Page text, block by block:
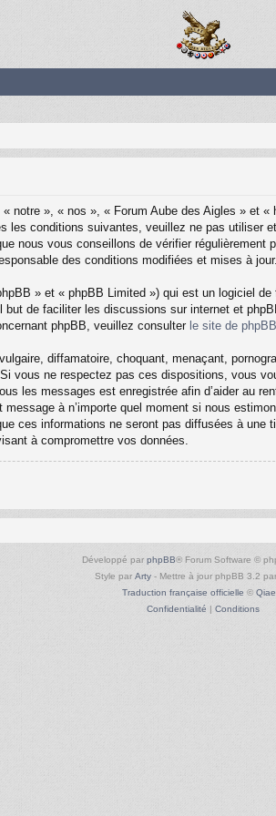
notre », « nos », « Forum Aube des Aigles » et
les conditions suivantes, veuillez ne pas utiliser
nous vous conseillons de vérifier
des conditions modifiées et mises à jour.
» et « phpBB Limited ») qui est un logiciel
de faciliter les discussions sur internet et
phpBB, veuillez consulter le site de phpBB
diffamatoire, choquant, menaçant,
vous ne respectez pas ces dispositions, vous
les messages est enregistrée afin d’aider au
à n’importe quel moment si nous
ces informations ne seront pas diffusées à
à compromettre vos données.
Développé par phpBB® Forum Software ©
Style par Arty- Mettre à jour phpBB 3.2
Traduction française officielle ©
Confidentialité | Conditions